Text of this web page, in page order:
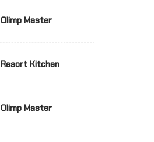
Olimp Master
Resort Kitchen
Olimp Master